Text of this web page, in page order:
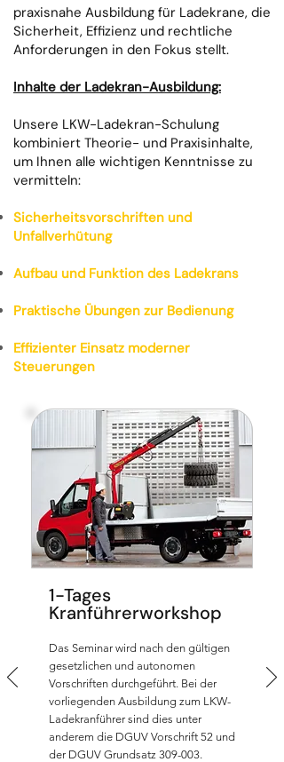
praxisnahe Ausbildung für Ladekrane, die
Sicherheit, Effizienz und rechtliche
Anforderungen in den Fokus stellt.
Inhalte der Ladekran-Ausbildung:
Unsere LKW-Ladekran-Schulung
kombiniert Theorie- und Praxisinhalte,
um Ihnen alle wichtigen Kenntnisse zu
vermitteln:
Sicherheitsvorschriften und
Unfallverhütung
Aufbau und Funktion des Ladekrans
Praktische Übungen zur Bedienung
Effizienter Einsatz moderner
Steuerungen
1-Tages
Kranführerworkshop
Das Seminar wird nach den gültigen
gesetzlichen und autonomen
Vorschriften durchgeführt. Bei der
vorliegenden Ausbildung zum LKW-
Ladekranführer sind dies unter
anderem die DGUV Vorschrift 52 und
der DGUV Grundsatz 309-003.